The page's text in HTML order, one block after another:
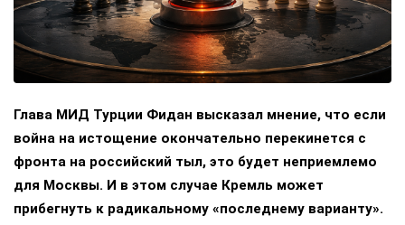
Глава МИД Турции Фидан высказал мнение, что если
война на истощение окончательно перекинется с
фронта на российский тыл, это будет неприемлемо
для Москвы. И в этом случае Кремль может
прибегнуть к радикальному «последнему варианту».